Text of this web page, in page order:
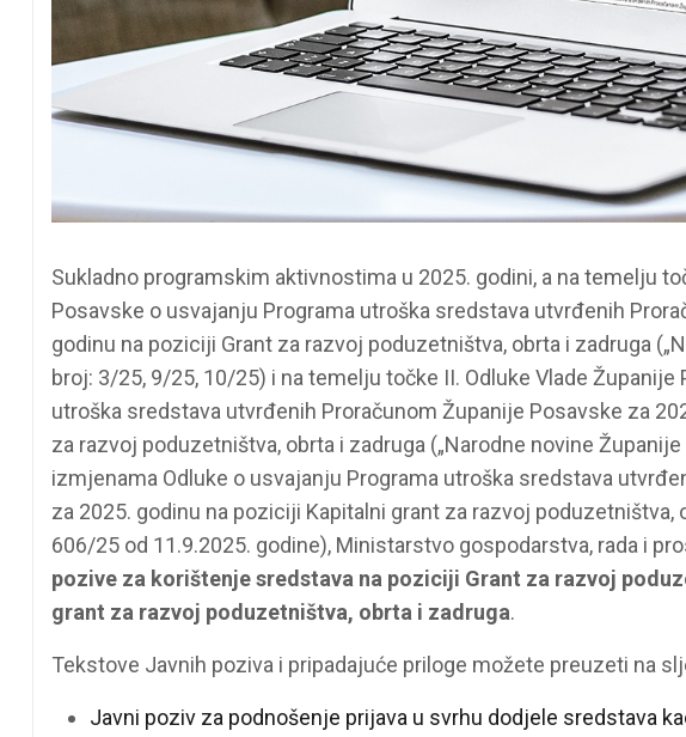
Sukladno programskim aktivnostima u 2025. godini, a na temelju
Posavske o usvajanju Programa utroška sredstava utvrđenih
godinu na poziciji Grant za razvoj poduzetništva, obrta i zadruga
broj: 3/25, 9/25, 10/25) i na temelju točke II. Odluke Vlade
utroška sredstava utvrđenih Proračunom Županije Posavske za
za razvoj poduzetništva, obrta i zadruga („Narodne novine
izmjenama Odluke o usvajanju Programa utroška sredstava
za 2025. godinu na poziciji Kapitalni grant za razvoj poduzetništva,
606/25 od 11.9.2025. godine), Ministarstvo gospodarstva, rada i
pozive za korištenje sredstava na poziciji Grant za razvoj
grant za razvoj poduzetništva, obrta i zadruga.
Tekstove Javnih poziva i pripadajuće priloge možete preuzeti na
Javni poziv za podnošenje prijava u svrhu dodjele sredstava